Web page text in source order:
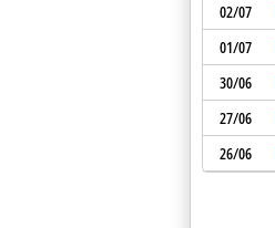
02/07
01/07
30/06
27/06
26/06